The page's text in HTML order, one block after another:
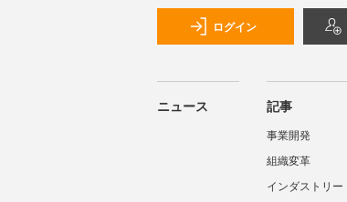
ログイン
ニュース 記事
事業開発
組織変革
インダストリー